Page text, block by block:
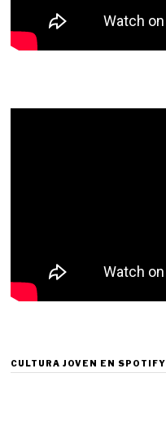
CULTURA JOVEN EN SPOTIFY